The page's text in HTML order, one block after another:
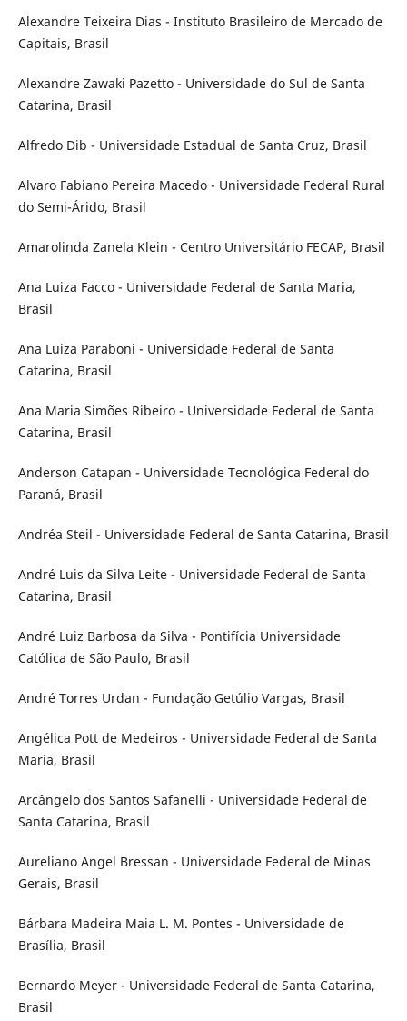
Alexandre Teixeira Dias - Instituto Brasileiro de Mercado de
Capitais, Brasil
Alexandre Zawaki Pazetto - Universidade do Sul de Santa
Catarina, Brasil
Alfredo Dib - Universidade Estadual de Santa Cruz, Brasil
Alvaro Fabiano Pereira Macedo - Universidade Federal Rural
do Semi-Árido, Brasil
Amarolinda Zanela Klein - Centro Universitário FECAP, Brasil
Ana Luiza Facco - Universidade Federal de Santa Maria,
Brasil
Ana Luiza Paraboni - Universidade Federal de Santa
Catarina, Brasil
Ana Maria Simões Ribeiro - Universidade Federal de Santa
Catarina, Brasil
Anderson Catapan - Universidade Tecnológica Federal do
Paraná, Brasil
Andréa Steil - Universidade Federal de Santa Catarina, Brasil
André Luis da Silva Leite - Universidade Federal de Santa
Catarina, Brasil
André Luiz Barbosa da Silva - Pontifícia Universidade
Católica de São Paulo, Brasil
André Torres Urdan - Fundação Getúlio Vargas, Brasil
Angélica Pott de Medeiros - Universidade Federal de Santa
Maria, Brasil
Arcângelo dos Santos Safanelli - Universidade Federal de
Santa Catarina, Brasil
Aureliano Angel Bressan - Universidade Federal de Minas
Gerais, Brasil
Bárbara Madeira Maia L. M. Pontes - Universidade de
Brasília, Brasil
Bernardo Meyer - Universidade Federal de Santa Catarina,
Brasil